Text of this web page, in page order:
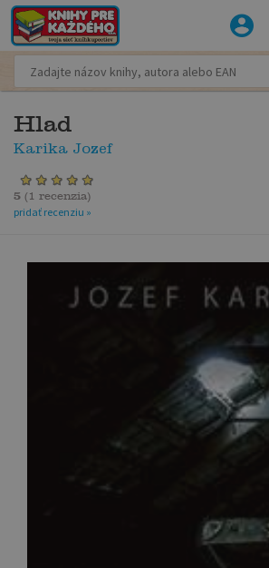
Hlad
Karika Jozef
5 ( 1 recenzia)
pridať recenziu »